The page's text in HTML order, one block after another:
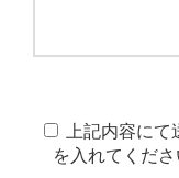
上記内容に
を入れてくだ